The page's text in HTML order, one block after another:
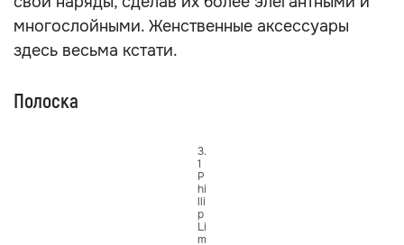
многослойными. Женственные аксессуары
здесь весьма кстати.
Полоска
3.
1
P
hi
lli
p
Li
m